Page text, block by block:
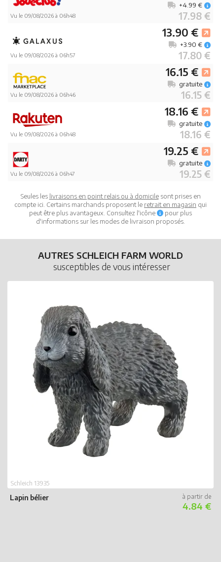
Vu le 09/08/2026 à 06h48 17.98 €
+4.99 €
Vu le 09/08/2026 à 06h57
13.90 €
17.80 €
+3.90 €
Vu le 09/08/2026 à 06h46
16.15 €
16.15 €
gratuite
Vu le 09/08/2026 à 06h48
18.16 €
18.16 €
gratuite
Vu le 09/08/2026 à 06h47
19.25 €
19.25 €
gratuite
Seules les livraisons en point relais ou à domicilesont prises en
compte ici. Certains marchands proposent le retrait en magasin qui
peut être plus avantageux. Consultez l'icône
pour plus
d'informations sur les modes de livraison proposés.
AUTRES SCHLEICH FARM WORLD
susceptibles de vous intéresser
Lapin bélier
Schleich 13935
4.84 €